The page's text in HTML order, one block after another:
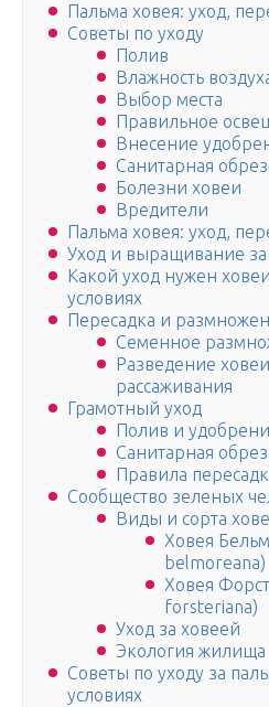
Пальма ховея: уход,
Советы по уходу
Полив
Влажность
Выбор места
Правильное
Внесение
Санитарная
Болезни ховеи
Вредители
Пальма ховея: уход,
Уход и выращивание за
Какой уход нужен
условиях
Пересадка и
Семенное
Разведение
рассаживания
Грамотный уход
Полив и
Санитарная
Правила
Сообщество зеленых
Виды и сорта
Ховея
belmoreana)
Ховея
forsteriana)
Уход за ховеей
Экология жилища
Советы по уходу за
условиях